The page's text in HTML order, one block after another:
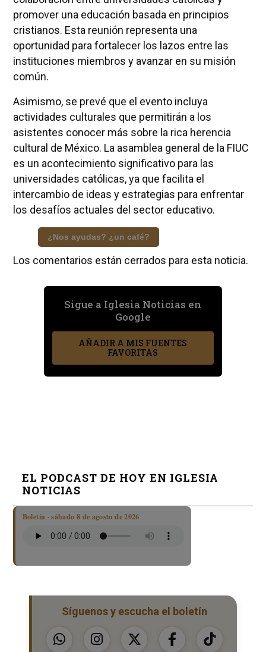
promover una educación basada en principios
cristianos. Esta reunión representa una
oportunidad para fortalecer los lazos entre las
instituciones miembros y avanzar en su misión
común.
Asimismo, se prevé que el evento incluya
actividades culturales que permitirán a los
asistentes conocer más sobre la rica herencia
cultural de México. La asamblea general de la FIUC
es un acontecimiento significativo para las
universidades católicas, ya que facilita el
intercambio de ideas y estrategias para enfrentar
los desafíos actuales del sector educativo.
¿Nos ayudas? ¿un café?
Los comentarios están cerrados para esta noticia.
Sigue a Iglesia Noticias en
Google
AÑADIR A MIS FUENTES
FAVORITAS
EL PODCAST DE HOY EN IGLESIA
NOTICIAS
Boletín · sábado 8 de agosto de 2026
Síguenos y escucha el boletín